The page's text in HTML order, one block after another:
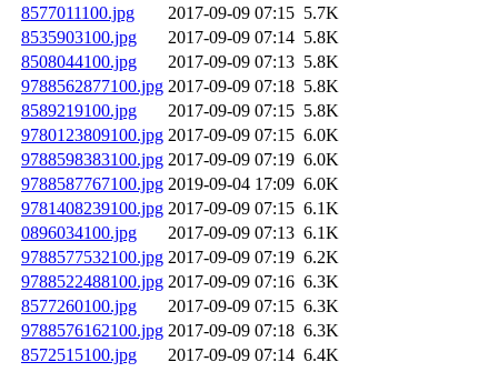
8577011100.jpg
2017-09-09 07:15 5.7K
8535903100.jpg
2017-09-09 07:14 5.8K
8508044100.jpg
2017-09-09 07:13 5.8K
9788562877100.jpg 2017-09-09 07:18 5.8K
8589219100.jpg
2017-09-09 07:15 5.8K
9780123809100.jpg 2017-09-09 07:15 6.0K
9788598383100.jpg 2017-09-09 07:19 6.0K
9788587767100.jpg 2019-09-04 17:09 6.0K
9781408239100.jpg 2017-09-09 07:15 6.1K
0896034100.jpg
2017-09-09 07:13 6.1K
9788577532100.jpg 2017-09-09 07:19 6.2K
9788522488100.jpg 2017-09-09 07:16 6.3K
8577260100.jpg
2017-09-09 07:15 6.3K
9788576162100.jpg 2017-09-09 07:18 6.3K
8572515100.jpg
2017-09-09 07:14 6.4K